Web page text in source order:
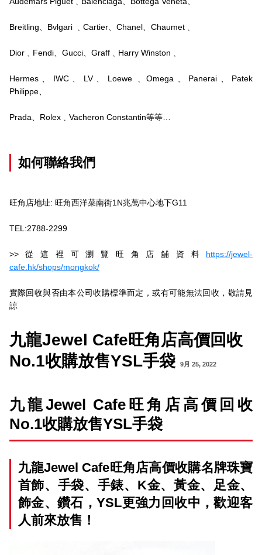
Breitling、Bvlgari ﹑Cartier、Chanel、Chaumet﹑
Dior﹑Fendi、Gucci、Graff﹑Harry Winston﹑
Hermes、IWC、LV、Loewe﹑Omega、Panerai、Patek
Philippe、
Prada、Rolex﹑Vacheron Constantin等等…
如何聯絡我們
旺角店地址: 旺角西洋菜南街1N兆萬中心地下G11
TEL:2788-2299
>>從這裡可瀏覽旺角店舖資料 https://jewel-
cafe.hk/shops/mongkok/
實際回收與否由本公司收購標準而定，或有可能無法回收，敬請見
諒
九龍Jewel Cafe旺角店高價回收
No.1收購放售YSL手袋
9月 25, 2022
九龍Jewel Cafe旺角店高價回收
No.1收購放售YSL手袋
九龍Jewel Cafe旺角店高價收購名牌珠寶
首飾、手袋、手錶、K金、黃金、足金、
飾金、鑽石，YSL更強力回收中，歡迎客
人前來放售！